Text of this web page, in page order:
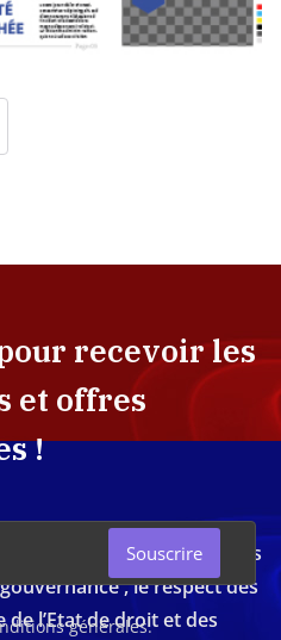
recevoir les
et offres
!
générales.
Souscrire
résolument engagé dans
, le respect des
l’Etat de droit et des